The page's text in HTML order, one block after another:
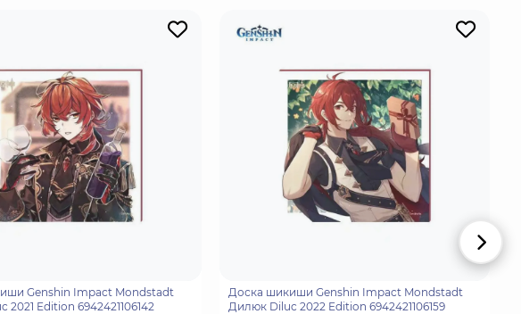
Genshin Impact Mondstadt
2021 Edition 6942421106142
Доска шикиши Genshin Impact Mondstadt
Дилюк Diluc 2022 Edition 6942421106159